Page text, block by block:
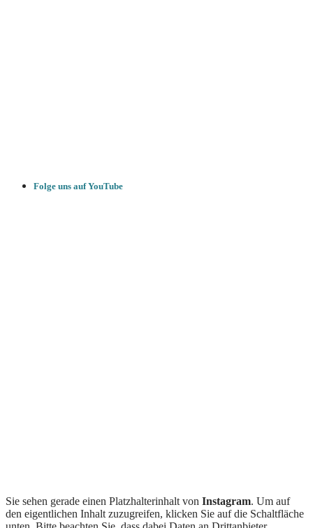
Folge uns auf YouTube
Sie sehen gerade einen Platzhalterinhalt von Instagram. Um auf
den eigentlichen Inhalt zuzugreifen, klicken Sie auf die Schaltfläche